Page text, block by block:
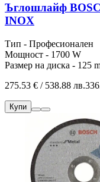
Ъглошлайф
INOX
Тип - Професионален
Мощност - 1700 W
Размер на диска - 125
275.53 € / 538.88 лв.
Купи